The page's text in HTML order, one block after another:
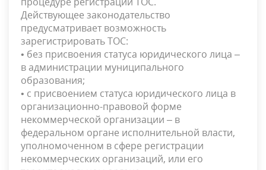
Действующее законодательство
предусматривает возможность
зарегистрировать ТОС:
• без присвоения статуса юридического лица –
в администрации муниципального
образования;
• с присвоением статуса юридического лица в
организационно-правовой форме
некоммерческой организации – в
федеральном органе исполнительной власти,
уполномоченном в сфере регистрации
некоммерческих организаций, или его